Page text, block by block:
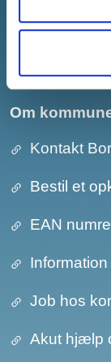
CVR-nr.: 29
Om
Kontakt
Bestil et
EAN numre
Job hos
Akut hjælp